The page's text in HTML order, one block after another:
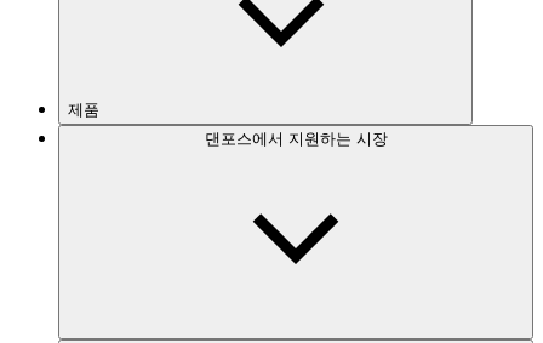
제품
댄포스에서 지원하는 시장